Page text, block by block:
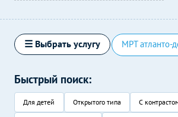
☰ Выбрать услугу МРТ атланто-
Быстрый поиск:
Для детей Открытого типа С